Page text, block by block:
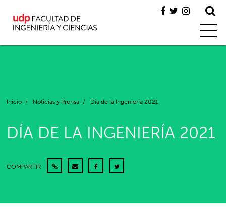
Inicio / Noticias y Prensa / Día de la Ingeniería 2021
DÍA DE LA INGENIERÍA 2021
COMPARTIR